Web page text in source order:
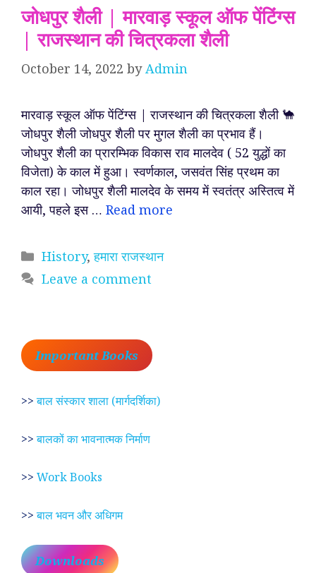
जोधपुर शैली | मारवाड़ स्कूल ऑफ पेंटिंग्स
| राजस्थान की चित्रकला शैली
October 14, 2022 byAdmin
मारवाड़ स्कूल ऑफ पेंटिंग्स | राजस्थान की चित्रकला शैली 🐪
जोधपुर शैली जोधपुर शैली पर मुगल शैली का प्रभाव हैं।
जोधपुर शैली का प्रारम्भिक विकास राव मालदेव ( 52 युद्धों का
विजेता) के काल में हुआ। स्वर्णकाल, जसवंत सिंह प्रथम का
काल रहा। जोधपुर शैली मालदेव के समय में स्वतंत्र अस्तित्व में
आयी, पहले इस … Read more
Categories
History,हमारा राजस्थान
Leave a comment
Important Books
>>बाल संस्कार शाला (मार्गदर्शिका)
>>बालकों का भावनात्मक निर्माण
>> Work Books
>>बाल भवन और अधिगम
Downloads